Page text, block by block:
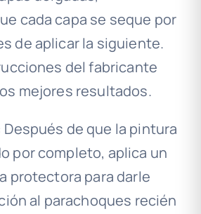
cada capa se seque por
de aplicar la siguiente.
del fabricante
mejores resultados.
de que la pintura
por completo, aplica un
protectora para darle
al parachoques recién